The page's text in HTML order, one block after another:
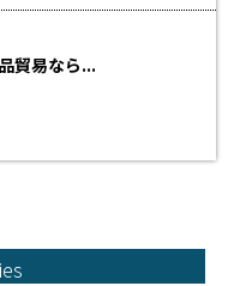
貿易なら...